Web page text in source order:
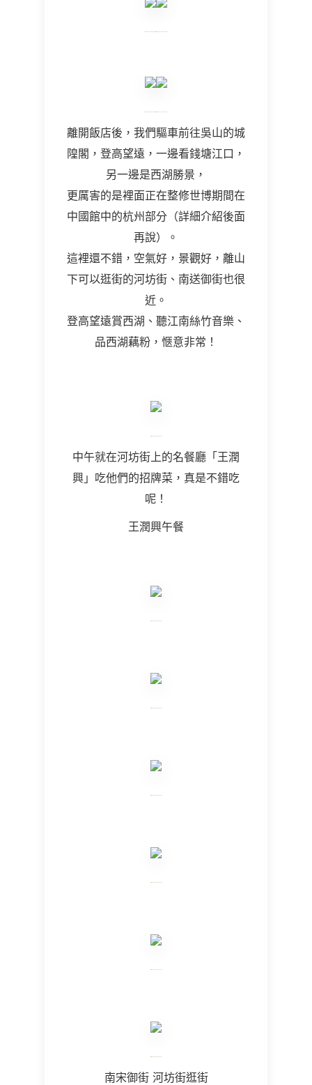
離開飯店後，我們驅車前往吳山的城
隍閣，登高望遠，一邊看錢塘江口，
另一邊是西湖勝景，
更厲害的是裡面正在整修世博期間在
中國館中的杭州部分（詳細介紹後面
再說）。
這裡還不錯，空氣好，景觀好，離山
下可以逛街的河坊街、南送御街也很
近。
登高望遠賞西湖、聽江南絲竹音樂、
品西湖藕粉，愜意非常！
中午就在河坊街上的名餐廳「王潤
興」吃他們的招牌菜，真是不錯吃
呢！
王潤興午餐
南宋御街 河坊街逛街